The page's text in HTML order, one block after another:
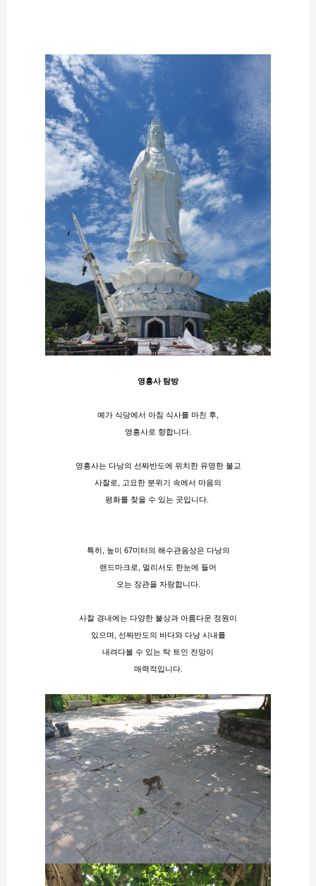
영흥사 탐방
예가 식당에서 아침 식사를 마친 후,
영흥사로 향합니다.
영흥사는 다낭의 선짜반도에 위치한 유명한 불교
사찰로, 고요한 분위기 속에서 마음의
평화를 찾을 수 있는 곳입니다.
특히, 높이 67미터의 해수관음상은 다낭의
랜드마크로, 멀리서도 한눈에 들어
오는 장관을 자랑합니다​.
사찰 경내에는 다양한 불상과 아름다운 정원이
있으며, 선짜반도의 바다와 다낭 시내를
내려다볼 수 있는 탁 트인 전망이
매력적입니다.